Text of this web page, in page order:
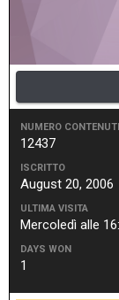
NUMERO CONTENUTI
12437
ISCRITTO
August 20, 2006
ULTIMA VISITA
Mercoledì alle
DAYS WON
1